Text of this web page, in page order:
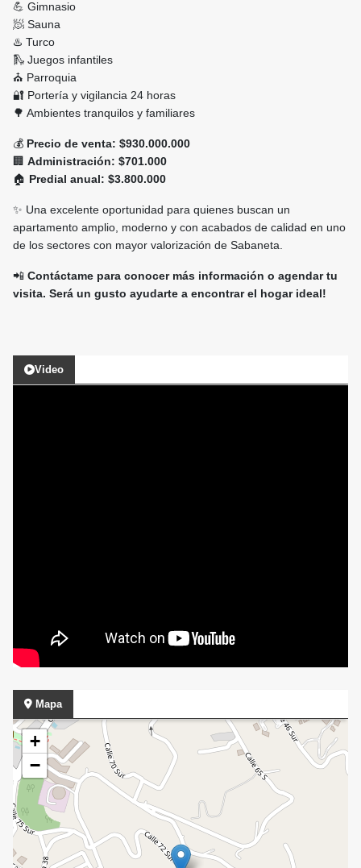
💪 Gimnasio
🧖 Sauna
♨️ Turco
🛝 Juegos infantiles
⛪ Parroquia
🔐 Portería y vigilancia 24 horas
🌳 Ambientes tranquilos y familiares
💰 Precio de venta: $930.000.000
🏢 Administración: $701.000
🏠 Predial anual: $3.800.000
✨ Una excelente oportunidad para quienes buscan un
apartamento amplio, moderno y con acabados de calidad en uno
de los sectores con mayor valorización de Sabaneta.
📲 Contáctame para conocer más información o agendar tu
visita. Será un gusto ayudarte a encontrar el hogar ideal!
Video
Mapa
+
−